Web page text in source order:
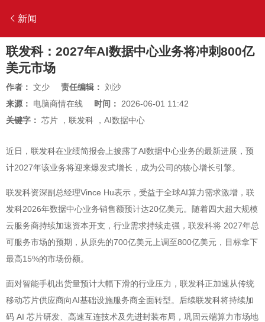
新闻
联发科：2027年AI数据中心业务将冲刺800亿
美元市场
作者： 文少 责任编辑： 刘沙
来源： 电脑商情在线 时间： 2026-06-01 11:42
关键字： 芯片 ， 联发科 ， AI数据中心
近日，联发科在业绩简报会上披露了AI数据中心业务的最新进展，预
计2027年该业务将迎来爆发式增长，成为公司的核心增长引擎。
联发科资深副总经理Vince Hu表示，受益于全球AI算力需求激增，联
发科2026年数据中心业务销售额预计达20亿美元。随着四大超大规模
云服务商持续加速资本开支，行业需求持续走强，联发科将 2027年总
可服务市场的预期，从原先的700亿美元上调至800亿美元，目标拿下
最高15%的市场份额。
面对智能手机出货量预计大幅下滑的行业压力，联发科正加速从传统
移动芯片供应商向AI基础设施服务商全面转型。后续联发科将持续加
码 AI 芯片研发、高速互连技术及先进封装布局，巩固云端算力市场地